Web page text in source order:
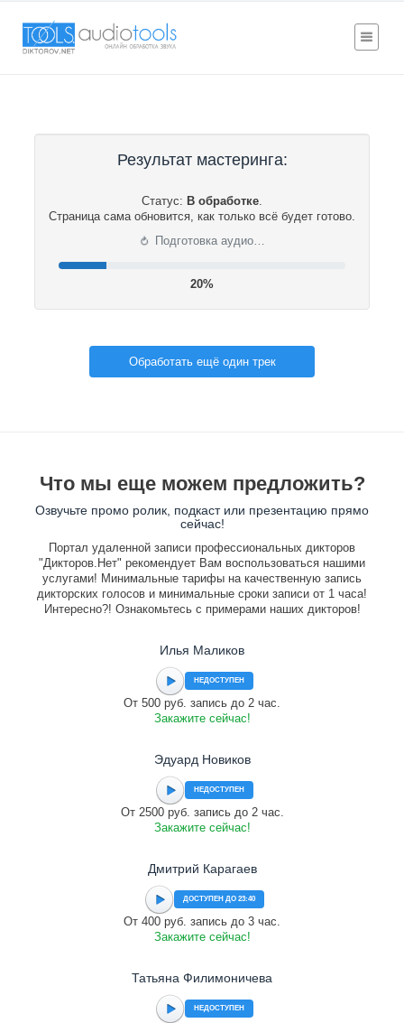
Результат мастеринга:
Статус: В обработке.
Страница сама обновится, как только всё будет готово.
⟳ Подготовка аудио…
20%
Обработать ещё один трек
Что мы еще можем предложить?
Озвучьте промо ролик, подкаст или презентацию прямо
сейчас!
Портал удаленной записи профессиональных дикторов
"Дикторов.Нет" рекомендует Вам воспользоваться нашими
услугами! Минимальные тарифы на качественную запись
дикторских голосов и минимальные сроки записи от 1 часа!
Интересно?! Ознакомьтесь с примерами наших дикторов!
Илья Маликов
НЕДОСТУПЕН
От 500 руб. запись до 2 час.
Закажите сейчас!
Эдуард Новиков
НЕДОСТУПЕН
От 2500 руб. запись до 2 час.
Закажите сейчас!
Дмитрий Карагаев
ДОСТУПЕН ДО 23:40
От 400 руб. запись до 3 час.
Закажите сейчас!
Татьяна Филимоничева
НЕДОСТУПЕН